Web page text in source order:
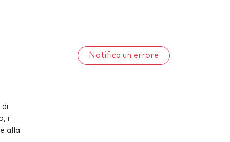
Notifica un errore
di
i
alla